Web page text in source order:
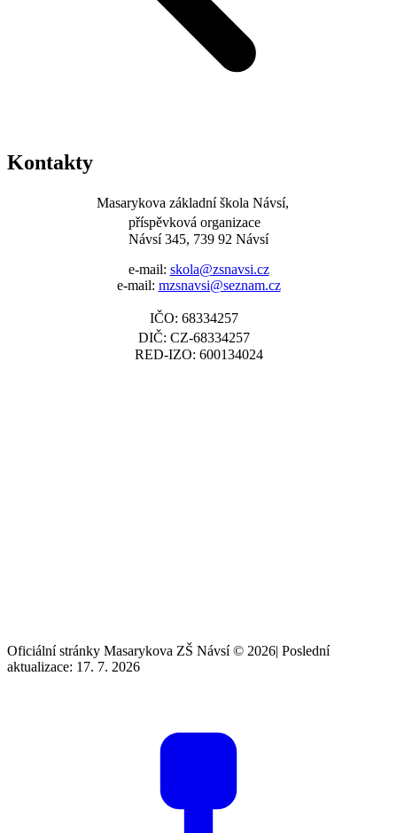
Kontakty
Masarykova základní škola Návsí,
příspěvková organizace
Návsí 345, 739 92 Návsí
e-mail: skola@zsnavsi.cz
e-mail: mzsnavsi@seznam.cz
IČO: 68334257
DIČ: CZ-68334257
RED-IZO: 600134024
Oficiální stránky Masarykova ZŠ Návsí © 2026| Poslední
aktualizace: 17. 7. 2026